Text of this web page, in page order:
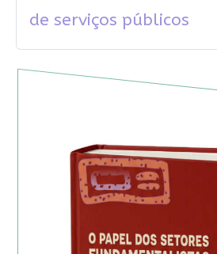
de serviços públicos